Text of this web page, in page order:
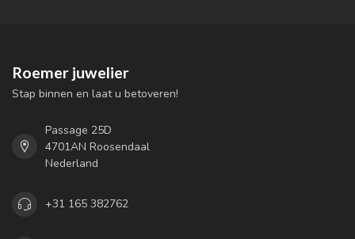
Roemer juwelier
Stap binnen en laat u betoveren!
Passage 25D
4701AN Roosendaal
Nederland
+31 165 382762